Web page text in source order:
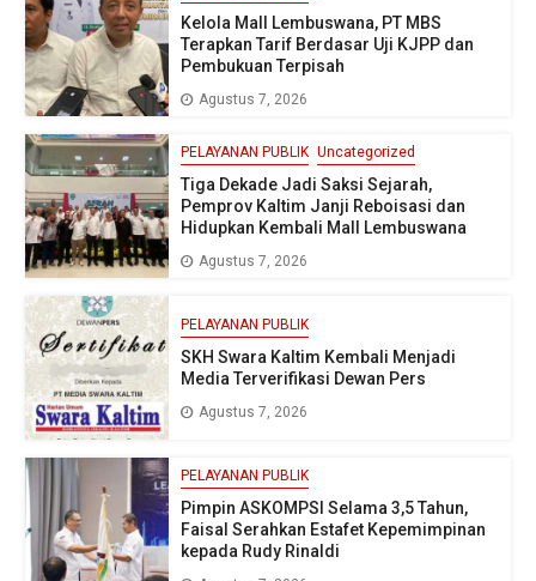
Kelola Mall Lembuswana, PT MBS
Terapkan Tarif Berdasar Uji KJPP dan
Pembukuan Terpisah
Agustus 7, 2026
PELAYANAN PUBLIK Uncategorized
Tiga Dekade Jadi Saksi Sejarah,
Pemprov Kaltim Janji Reboisasi dan
Hidupkan Kembali Mall Lembuswana
Agustus 7, 2026
PELAYANAN PUBLIK
SKH Swara Kaltim Kembali Menjadi
Media Terverifikasi Dewan Pers
Agustus 7, 2026
PELAYANAN PUBLIK
Pimpin ASKOMPSI Selama 3,5 Tahun,
Faisal Serahkan Estafet Kepemimpinan
kepada Rudy Rinaldi